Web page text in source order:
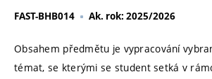
FAST-BHB014 Ak. rok: 2025/2026
Obsahem předmětu je vypracování
témat, se kterými se student setká v